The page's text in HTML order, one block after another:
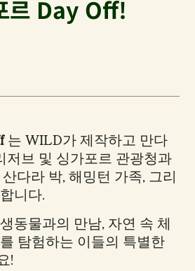
르 Day Off!
는 WILD가 제작하고 만다
저브 및 싱가포르 관광청과
라 박, 해밍턴 가족, 그리
니다.
동물과의 만남, 자연 속 체
탐험하는 이들의 특별한
!